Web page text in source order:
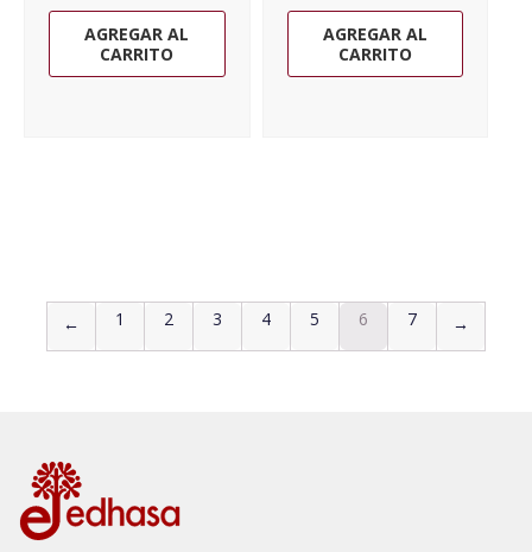
AGREGAR AL
CARRITO
AGREGAR AL
CARRITO
← 1 2 3 4 5 6 7 →